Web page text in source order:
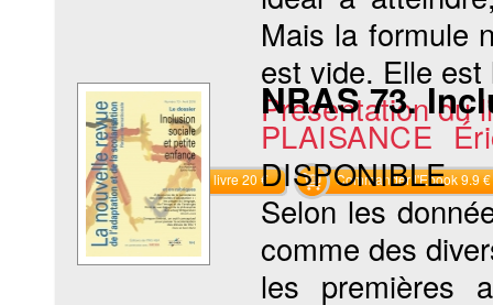
Mais la formule
est vide. Elle est
Présentation du
Commander le livre 20 € Commander l'Ebook 9.9 €
NRAS 73.
PLAISANCE
DISPONIBLE
Selon les
comme des
les premières